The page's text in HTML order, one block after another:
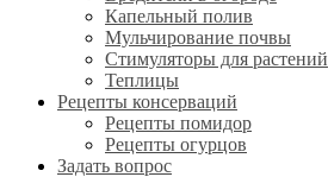
Капельный полив
Мульчирование почвы
Стимуляторы для растений
Теплицы
Рецепты консерваций
Рецепты помидор
Рецепты огурцов
Задать вопрос